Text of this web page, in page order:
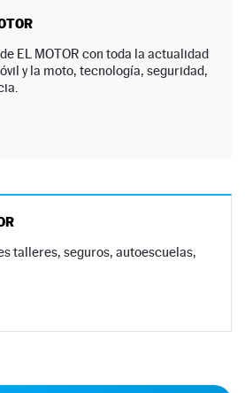
EL MOTOR con toda la actualidad
y la moto, tecnología, seguridad,
talleres, seguros, autoescuelas,